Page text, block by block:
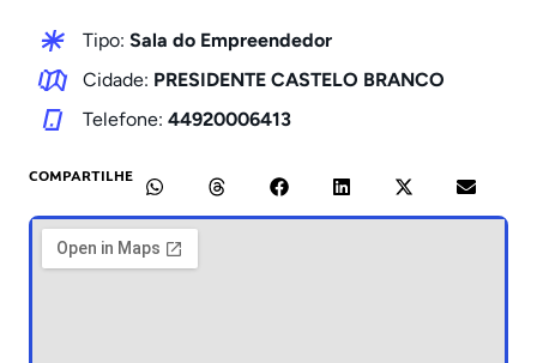
Tipo: Sala do Empreendedor
Cidade: PRESIDENTE CASTELO BRANCO
Telefone: 44920006413
COMPARTILHE